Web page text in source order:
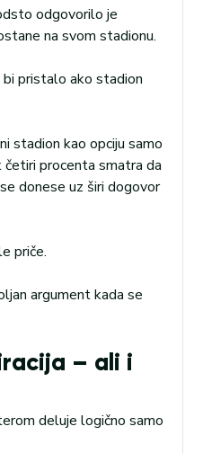
odgovorilo je
na svom stadionu.
pristalo ako stadion
stadion kao opciju samo
procenta smatra da
donese uz širi dogovor
priče.
argument kada se
– ali i
deluje logično samo